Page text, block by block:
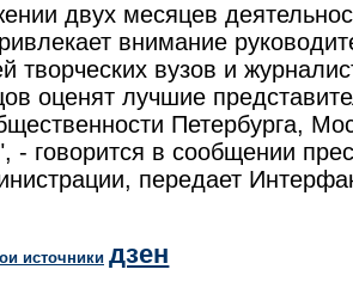
двух месяцев
внимание
творческих вузов и
оценят лучшие
Петербурга,
- говорится в сообщении
передает
источники дзен